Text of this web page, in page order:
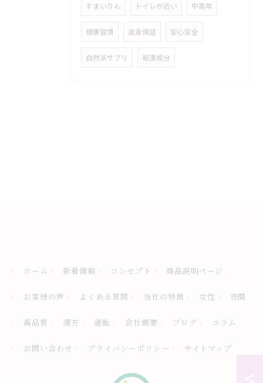
すまいりん トイレが近い 中高年
健康習慣 返金保証 安心安全
自然派サプリ 和漢成分
ホーム 新着情報 コンセプト 商品説明ページ
お客様の声 よくある質問 当社の特徴 女性 夜間
高品質 漢方 通販 会社概要 ブログ コラム
お問い合わせ プライバシーポリシー サイトマップ